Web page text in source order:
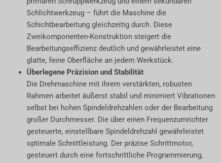
Schlichtwerkzeug – führt die Maschine die
Schichtbearbeitung gleichzeitig durch. Diese
Zweikomponenten-Konstruktion steigert die
Bearbeitungseffizienz deutlich und gewährleistet eine
glatte, feine Oberfläche an jedem Werkstück.
Überlegene Präzision und Stabilität
Die Drehmaschine mit ihrem verstärkten, robusten
Rahmen arbeitet äußerst stabil und minimiert Vibrationen
selbst bei hohen Spindeldrehzahlen oder der Bearbeitung
großer Durchmesser. Die über einen Frequenzumrichter
gesteuerte, einstellbare Spindeldrehzahl gewährleistet
optimale Schnittleistung. Der präzise Schrittmotor,
gesteuert durch eine fortschrittliche Programmierung,